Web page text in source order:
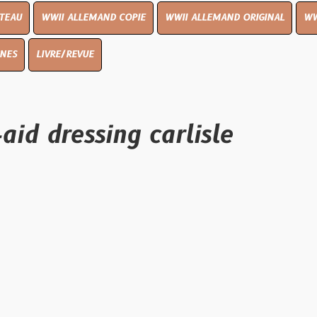
ALLEMAND COPIE WWII ALLEMAND ORIGINAL WWII UK
carlisle